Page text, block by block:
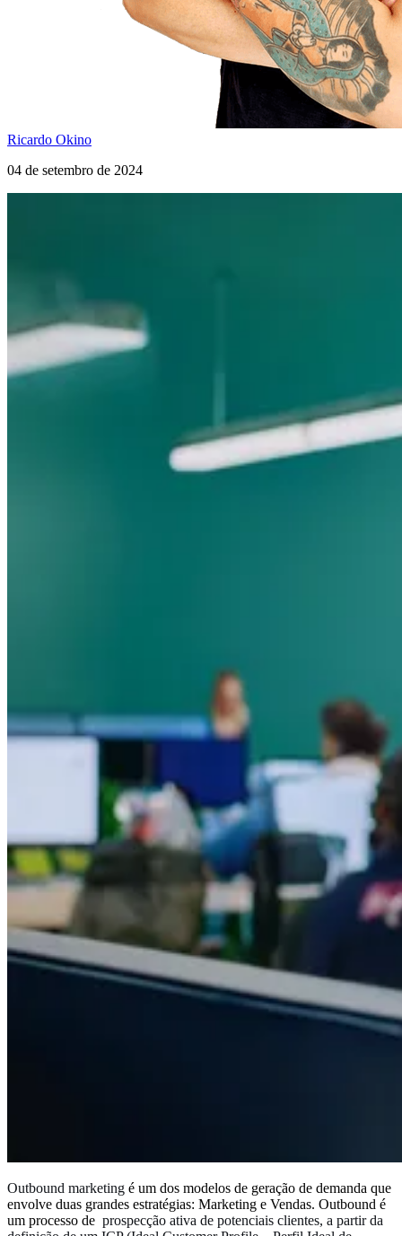
Ricardo Okino
04 de setembro de 2024
Outbound marketing é um dos modelos de geração de demanda que
envolve duas grandes estratégias: Marketing e Vendas. Outbound é
um processo de prospecção ativa de potenciais clientes, a partir da